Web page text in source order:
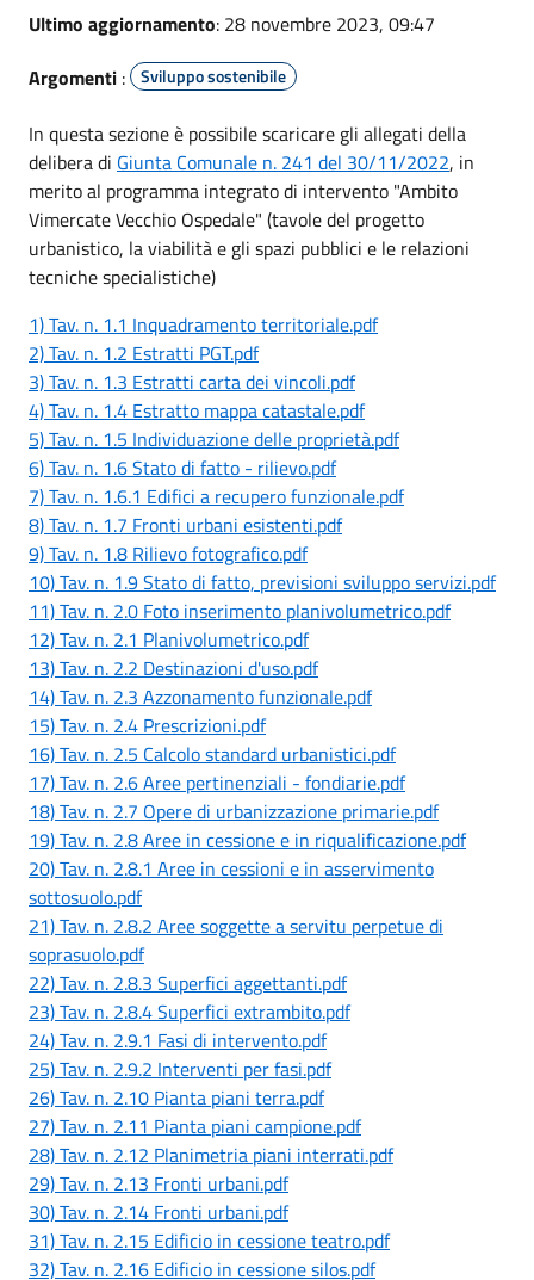
Ultimo aggiornamento: 28 novembre 2023, 09:47
Argomenti : Sviluppo sostenibile
In questa sezione è possibile scaricare gli allegati della
delibera di Giunta Comunale n. 241 del 30/11/2022, in
merito al programma integrato di intervento "Ambito
Vimercate Vecchio Ospedale" (tavole del progetto
urbanistico, la viabilità e gli spazi pubblici e le relazioni
tecniche specialistiche)
1) Tav. n. 1.1 Inquadramento territoriale.pdf
2) Tav. n. 1.2 Estratti PGT.pdf
3) Tav. n. 1.3 Estratti carta dei vincoli.pdf
4) Tav. n. 1.4 Estratto mappa catastale.pdf
5) Tav. n. 1.5 Individuazione delle proprietà.pdf
6) Tav. n. 1.6 Stato di fatto - rilievo.pdf
7) Tav. n. 1.6.1 Edifici a recupero funzionale.pdf
8) Tav. n. 1.7 Fronti urbani esistenti.pdf
9) Tav. n. 1.8 Rilievo fotografico.pdf
10) Tav. n. 1.9 Stato di fatto, previsioni sviluppo servizi.pdf
11) Tav. n. 2.0 Foto inserimento planivolumetrico.pdf
12) Tav. n. 2.1 Planivolumetrico.pdf
13) Tav. n. 2.2 Destinazioni d'uso.pdf
14) Tav. n. 2.3 Azzonamento funzionale.pdf
15) Tav. n. 2.4 Prescrizioni.pdf
16) Tav. n. 2.5 Calcolo standard urbanistici.pdf
17) Tav. n. 2.6 Aree pertinenziali - fondiarie.pdf
18) Tav. n. 2.7 Opere di urbanizzazione primarie.pdf
19) Tav. n. 2.8 Aree in cessione e in riqualificazione.pdf
20) Tav. n. 2.8.1 Aree in cessioni e in asservimento
sottosuolo.pdf
21) Tav. n. 2.8.2 Aree soggette a servitu perpetue di
soprasuolo.pdf
22) Tav. n. 2.8.3 Superfici aggettanti.pdf
23) Tav. n. 2.8.4 Superfici extrambito.pdf
24) Tav. n. 2.9.1 Fasi di intervento.pdf
25) Tav. n. 2.9.2 Interventi per fasi.pdf
26) Tav. n. 2.10 Pianta piani terra.pdf
27) Tav. n. 2.11 Pianta piani campione.pdf
28) Tav. n. 2.12 Planimetria piani interrati.pdf
29) Tav. n. 2.13 Fronti urbani.pdf
30) Tav. n. 2.14 Fronti urbani.pdf
31) Tav. n. 2.15 Edificio in cessione teatro.pdf
32) Tav. n. 2.16 Edificio in cessione silos.pdf